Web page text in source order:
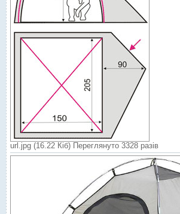
url.jpg (16.22 Кіб) Переглянуто 3328 разів